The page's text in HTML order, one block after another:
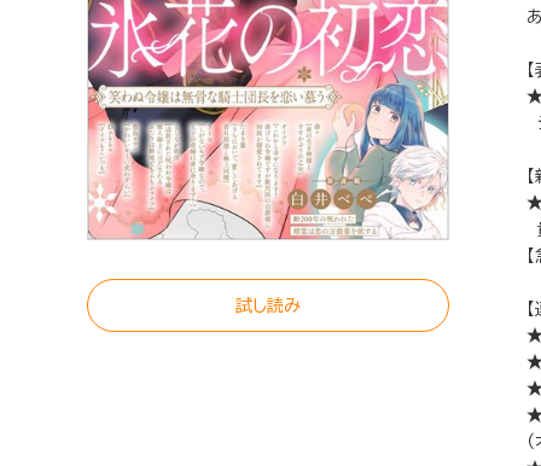
試し読み
★
★
★
★
★
★